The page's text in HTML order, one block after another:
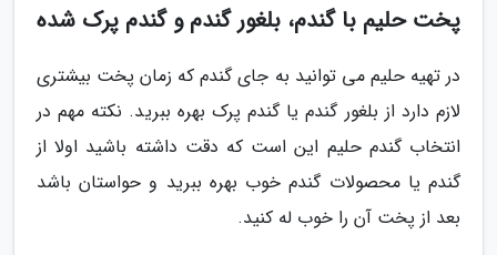
پخت حلیم با گندم، بلغور گندم و گندم پرک شده
در تهیه حلیم می توانید به جای گندم که زمان پخت بیشتری
لازم دارد از بلغور گندم یا گندم پرک بهره ببرید. نکته مهم در
انتخاب گندم حلیم این است که دقت داشته باشید اولا از
گندم یا محصولات گندم خوب بهره ببرید و حواستان باشد
بعد از پخت آن را خوب له کنید.